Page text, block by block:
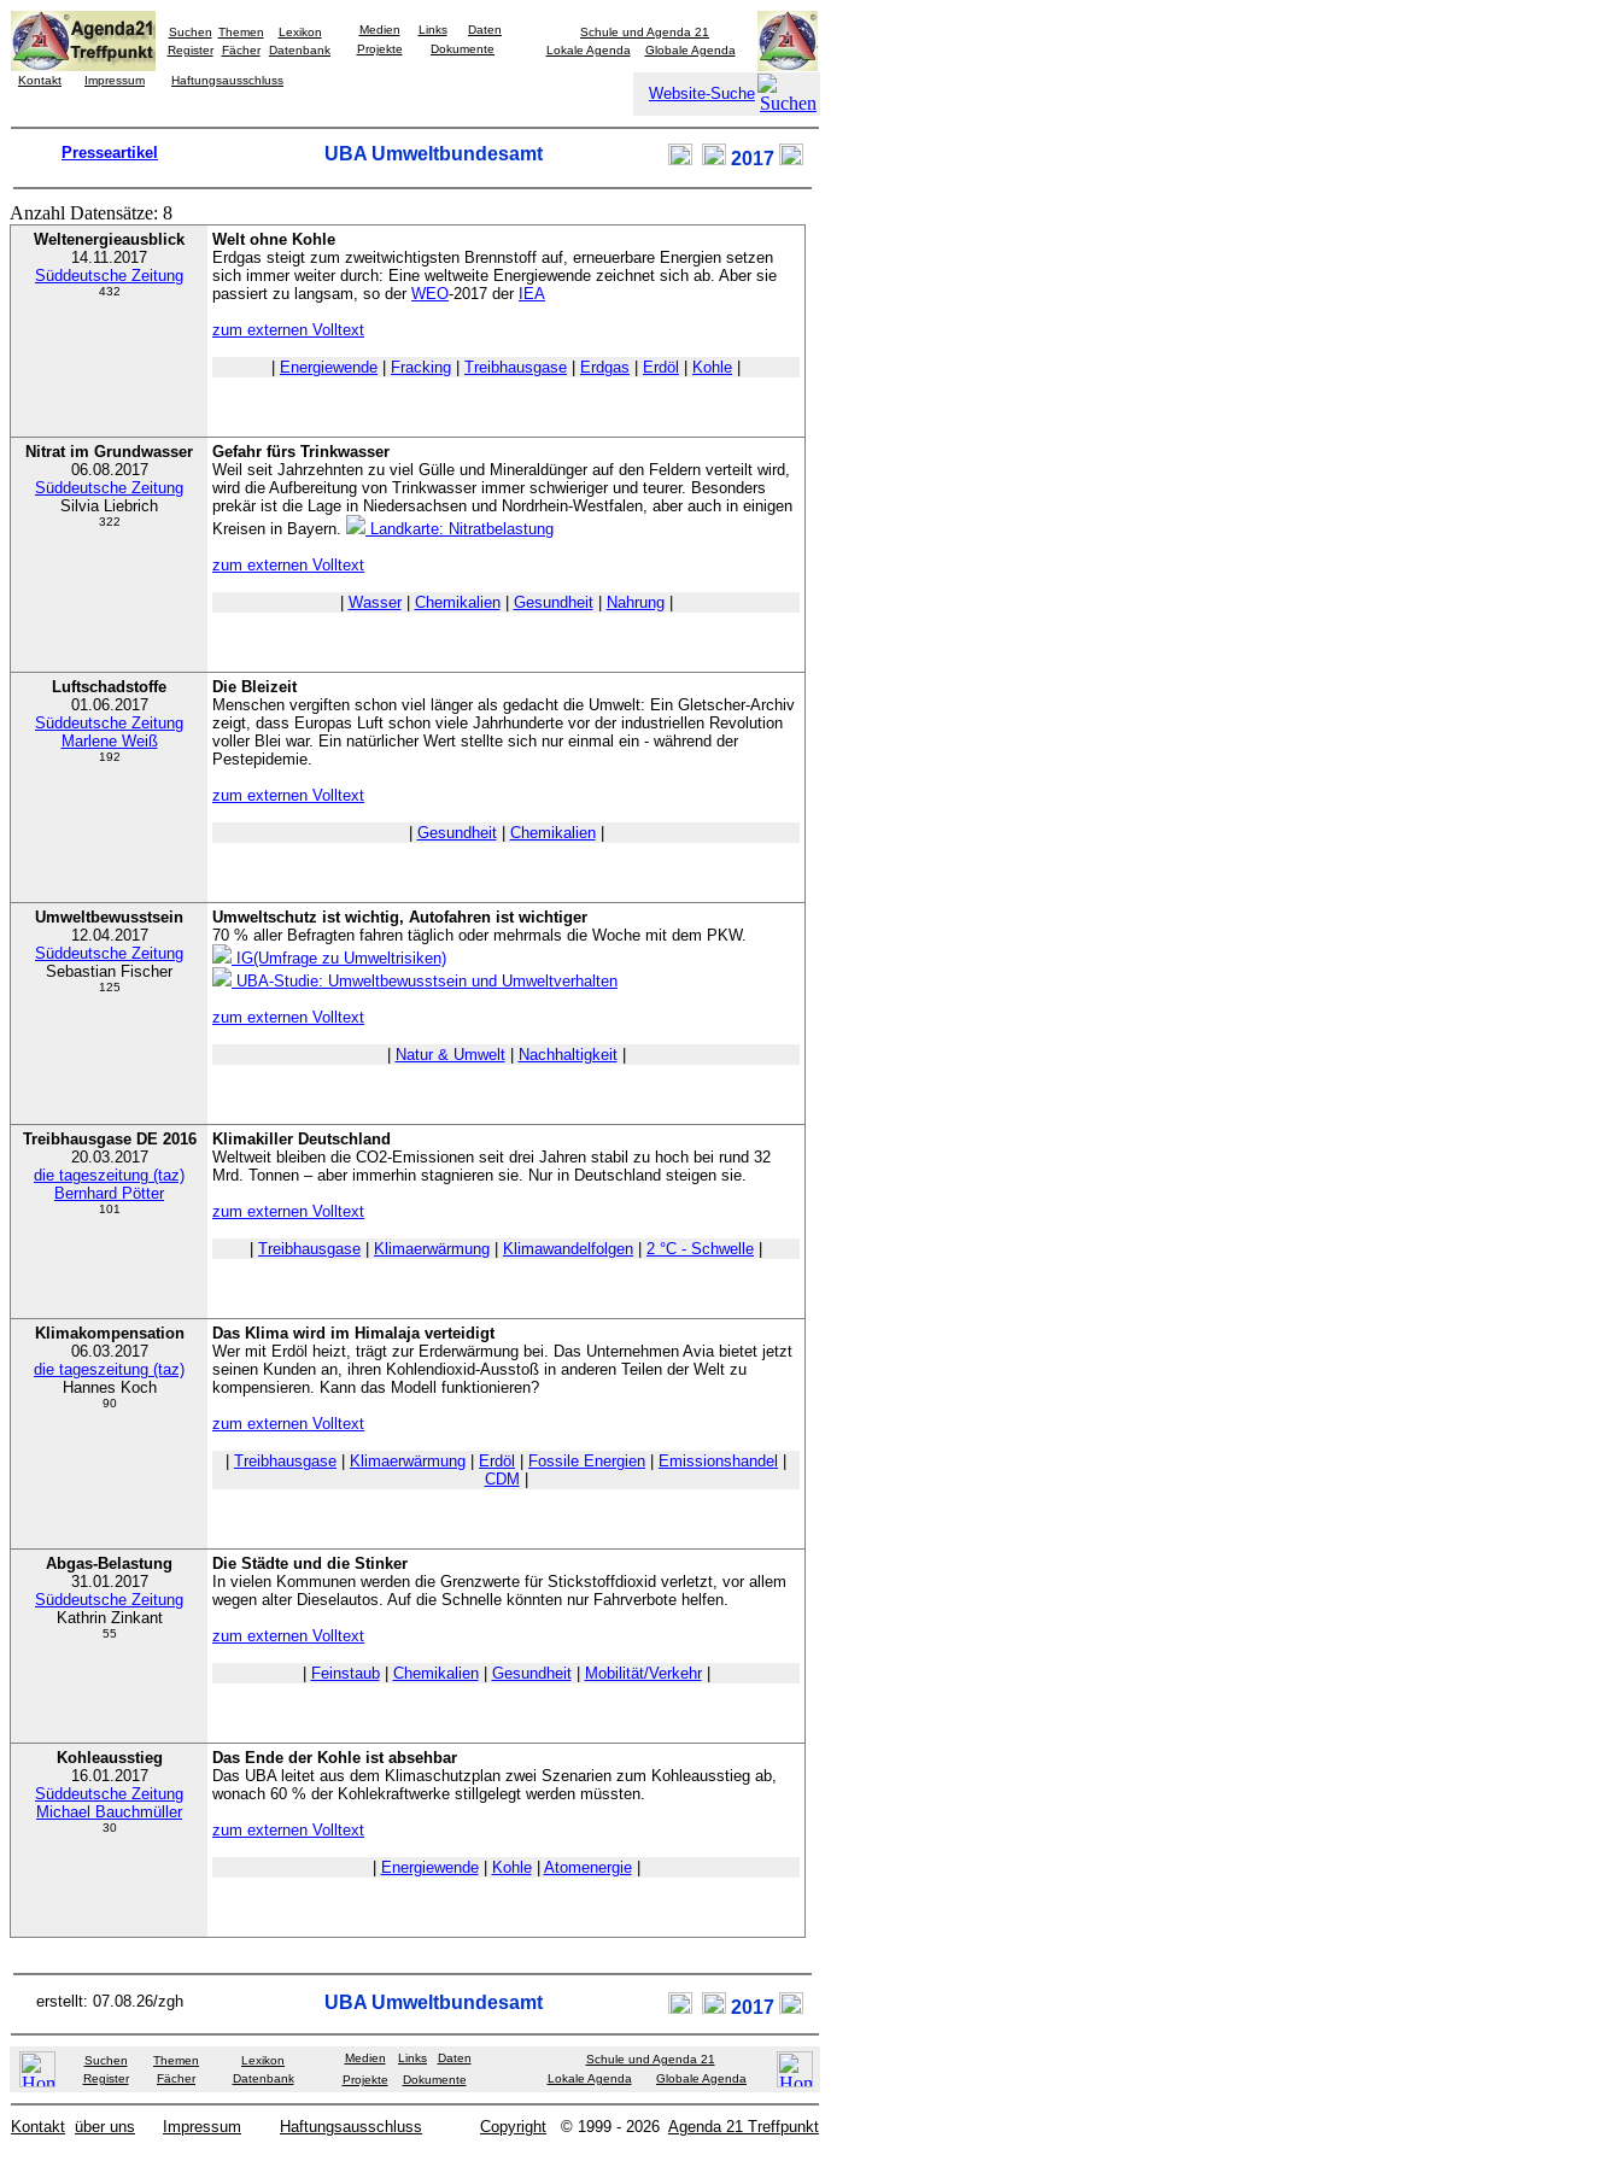
Suchen Themen
Lexikon
Register
Fächer Datenbank
Medien Links
Daten
Projekte
Dokumente
Schule und Agenda 21
Lokale Agenda
Globale Agenda
Kontakt Impressum Haftungsausschluss
Website-Suche
Presseartikel UBA Umweltbundesamt 2017
Anzahl Datensätze: 8
Weltenergieausblick
14.11.2017
Süddeutsche Zeitung
432
Welt ohne Kohle
Erdgas steigt zum zweitwichtigsten Brennstoff auf, erneuerbare Energien setzen
sich immer weiter durch: Eine weltweite Energiewende zeichnet sich ab. Aber sie
passiert zu langsam, so der WEO-2017 der IEA
zum externen Volltext
Energiewende Fracking Treibhausgase Erdgas Erdöl Kohle
Nitrat im Grundwasser
06.08.2017
Süddeutsche Zeitung
Silvia Liebrich
322
Gefahr fürs Trinkwasser
Weil seit Jahrzehnten zu viel Gülle und Mineraldünger auf den Feldern verteilt wird,
wird die Aufbereitung von Trinkwasser immer schwieriger und teurer. Besonders
prekär ist die Lage in Niedersachsen und Nordrhein-Westfalen, aber auch in einigen
Kreisen in Bayern.
Landkarte: Nitratbelastung
zum externen Volltext
Wasser| Chemikalien| Gesundheit| Nahrung|
Luftschadstoffe
01.06.2017
Süddeutsche Zeitung
Marlene Weiß
192
Die Bleizeit
Menschen vergiften schon viel länger als gedacht die Umwelt: Ein Gletscher-Archiv
zeigt, dass Europas Luft schon viele Jahrhunderte vor der industriellen Revolution
voller Blei war. Ein natürlicher Wert stellte sich nur einmal ein - während der
Pestepidemie.
zum externen Volltext
Gesundheit| Chemikalien|
Umweltbewusstsein
12.04.2017
Süddeutsche Zeitung
Sebastian Fischer
125
Umweltschutz ist wichtig, Autofahren ist wichtiger
70 % aller Befragten fahren täglich oder mehrmals die Woche mit dem PKW.
IG(Umfrage zu Umweltrisiken)
UBA-Studie: Umweltbewusstsein und Umweltverhalten
zum externen Volltext
Natur & Umwelt| Nachhaltigkeit|
Treibhausgase DE 2016
20.03.2017
die tageszeitung (taz)
Bernhard Pötter
101
Klimakiller Deutschland
Weltweit bleiben die CO2-Emissionen seit drei Jahren stabil zu hoch bei rund 32
Mrd. Tonnen – aber immerhin stagnieren sie. Nur in Deutschland steigen sie.
zum externen Volltext
Treibhausgase Klimaerwärmung Klimawandelfolgen 2 °C - Schwelle
Klimakompensation
06.03.2017
die tageszeitung (taz)
Hannes Koch
90
Das Klima wird im Himalaja verteidigt
Wer mit Erdöl heizt, trägt zur Erderwärmung bei. Das Unternehmen Avia bietet jetzt
seinen Kunden an, ihren Kohlendioxid-Ausstoß in anderen Teilen der Welt zu
kompensieren. Kann das Modell funktionieren?
zum externen Volltext
Treibhausgase Klimaerwärmung Erdöl Fossile Energien Emissionshandel
CDM
Abgas-Belastung
31.01.2017
Süddeutsche Zeitung
Kathrin Zinkant
55
Die Städte und die Stinker
In vielen Kommunen werden die Grenzwerte für Stickstoffdioxid verletzt, vor allem
wegen alter Dieselautos. Auf die Schnelle könnten nur Fahrverbote helfen.
zum externen Volltext
Feinstaub| Chemikalien| Gesundheit| Mobilität/Verkehr|
Kohleausstieg
16.01.2017
Süddeutsche Zeitung
Michael Bauchmüller
30
Das Ende der Kohle ist absehbar
Das UBA leitet aus dem Klimaschutzplan zwei Szenarien zum Kohleausstieg ab,
wonach 60 % der Kohlekraftwerke stillgelegt werden müssten.
zum externen Volltext
Energiewende| Kohle| Atomenergie|
erstellt: 07.08.26/zgh UBA Umweltbundesamt 2017
Suchen Themen
Lexikon
Register
Fächer Datenbank
Medien Links
Daten
Projekte
Dokumente
Schule und Agenda 21
Lokale Agenda
Globale Agenda
Kontakt über uns Impressum Haftungsausschluss Copyright © 1999 - 2026 Agenda 21 Treffpunkt